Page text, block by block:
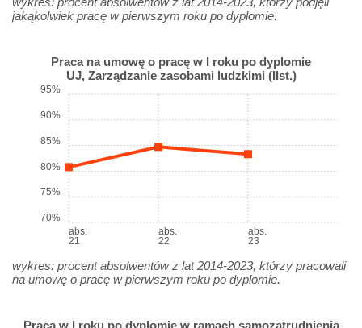
jakąkolwiek pracę w pierwszym roku po dyplomie.
Praca na umowę o pracę w I roku po dyplomie
UJ, Zarządzanie zasobami ludzkimi (IIst.)
abs.
21
abs.
22
abs.
23
70%
75%
80%
85%
90%
95%
wykres: procent absolwentów z lat 2014-2023, którzy pracowali
na umowę o pracę w pierwszym roku po dyplomie.
Praca w I roku po dyplomie w ramach samozatrudnienia